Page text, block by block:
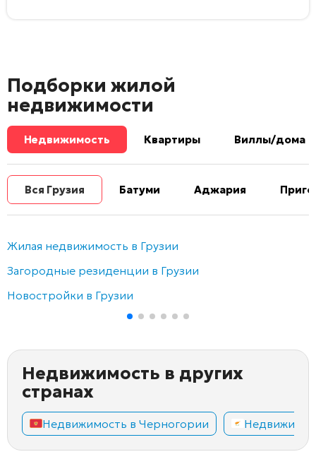
Подборки жилой
недвижимости
Недвижимость Квартиры Виллы/дома
Вся Грузия Батуми Аджария
Жилая недвижимость в Грузии
Загородные резиденции в Грузии
Новостройки в Грузии
Недвижимость в других
странах
Недвижимость в Черногории